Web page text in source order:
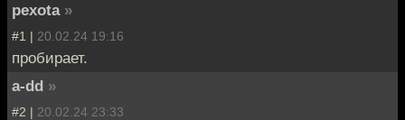
pexota »
#1 | 20.02.24 19:16
пробирает.
a-dd »
#2 | 20.02.24 23:33